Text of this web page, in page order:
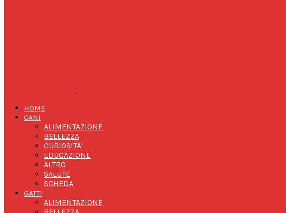
HOME
CANI
ALIMENTAZIONE
BELLEZZA
CURIOSITA’
EDUCAZIONE
ALTRO
SALUTE
SCHEDA
GATTI
ALIMENTAZIONE